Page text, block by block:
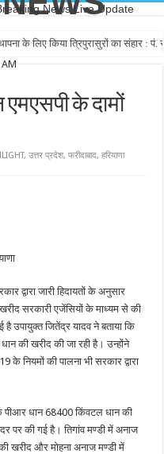
News,Live Update
के लिए किया त्रिपुरासुरों का संहार : पं.
एमएसपी के दामों
,उत्तर प्रदेश,फरीदाबाद,हरियाणा
द्वारा जारी हिदायतों के अनुसार
सरकारी एजेंसियों के माध्यम से की
उपायुक्त जितेंद्र यादव ने बताया कि
की खरीद की जा रही है। उन्होंने
के नियमों की पालना भी सरकार द्वारा
धान 68400 किंवटल धान की
पर की गई है। तिगांव मण्डी में अनाज
खरीद और मोहना अनाज मण्डी में